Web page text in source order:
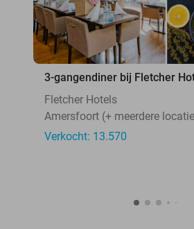
3-gangendiner bij Fletcher
Fletcher Hotels
Amersfoort (+ meerdere
Verkocht: 13.570